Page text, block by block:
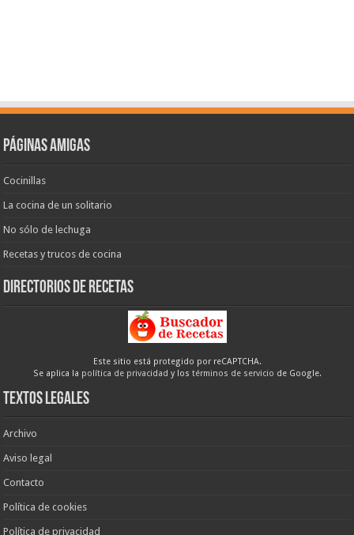
Páginas amigas
Cocinillas
La cocina de un solitario
No sólo de lechuga
Recetas y trucos de cocina
Directorios de recetas
Este sitio está protegido por reCAPTCHA.
Se aplica la política de privacidad y los términos de servicio de Google.
Textos legales
Archivo
Aviso legal
Contacto
Política de cookies
Política de privacidad